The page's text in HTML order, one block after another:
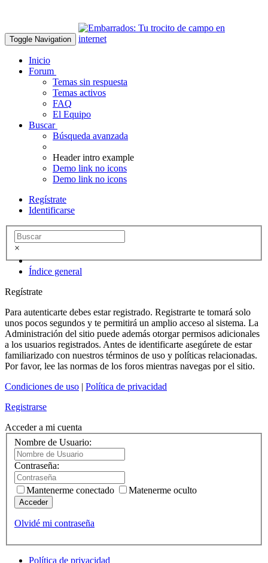
Toggle Navigation
Inicio
Forum
Temas sin respuesta
Temas activos
FAQ
El Equipo
Buscar
Búsqueda avanzada
Header intro example
Demo link no icons
Demo link no icons
Regístrate
Identificarse
×
Índice general
Regístrate
Para autenticarte debes estar registrado. Registrarte te tomará solo
unos pocos segundos y te permitirá un amplio acceso al sistema. La
Administración del sitio puede además otorgar permisos adicionales
a los usuarios registrados. Antes de identificarte asegúrete de estar
familiarizado con nuestros términos de uso y políticas relacionadas.
Por favor, lee las normas de los foros mientras navegas por el sitio.
Condiciones de uso | Política de privacidad
Registrarse
Acceder a mi cuenta
Nombre de Usuario:
Contraseña:
Mantenerme conectado Matenerme oculto
Acceder
Olvidé mi contraseña
Política de privacidad